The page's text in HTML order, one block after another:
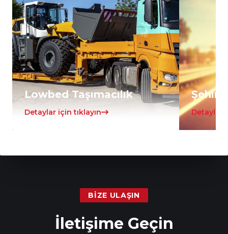
Lowbed Taşımacılık
Detaylar için tıklayın Detaylar
BIZE ULAŞIN
İletişime Geçin